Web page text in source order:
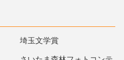
埼玉文学賞